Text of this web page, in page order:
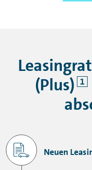
(Plus) 1
Neuen